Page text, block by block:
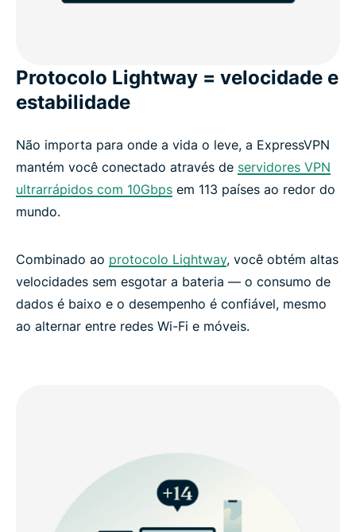
Protocolo Lightway = velocidade e
estabilidade
Não importa para onde a vida o leve, a ExpressVPN
mantém você conectado através de servidores VPN
ultrarrápidos com 10Gbps em 113 países ao redor do
mundo.
Combinado ao protocolo Lightway, você obtém altas
velocidades sem esgotar a bateria — o consumo de
dados é baixo e o desempenho é confiável, mesmo
ao alternar entre redes Wi-Fi e móveis.